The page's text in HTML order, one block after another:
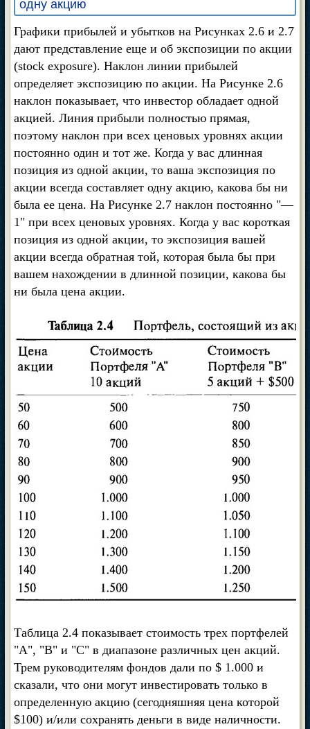
одну акцию
Графики прибылей и убытков на Рисунках 2.6 и 2.7
дают представление еще и об экспозиции по акции
(stock exposure). Наклон линии прибылей
определяет экспозицию по акции. На Рисунке 2.6
наклон показывает, что инвестор обладает одной
акцией. Линия прибыли полностью прямая,
поэтому наклон при всех ценовых уровнях акции
постоянно один и тот же. Когда у вас длинная
позиция из одной акции, то ваша экспозиция по
акции всегда составляет одну акцию, какова бы ни
была ее цена. На Рисунке 2.7 наклон постоянно "—
1" при всех ценовых уровнях. Когда у вас короткая
позиция из одной акции, то экспозиция вашей
акции всегда обратная той, которая была бы при
вашем нахождении в длинной позиции, какова бы
ни была цена акции.
Таблица 2.4 показывает стоимость трех портфелей
"А", "В" и "С" в диапазоне различных цен акций.
Трем руководителям фондов дали по $ 1.000 и
сказали, что они могут инвестировать только в
определенную акцию (сегодняшняя цена которой
$100) и/или сохранять деньги в виде наличности.